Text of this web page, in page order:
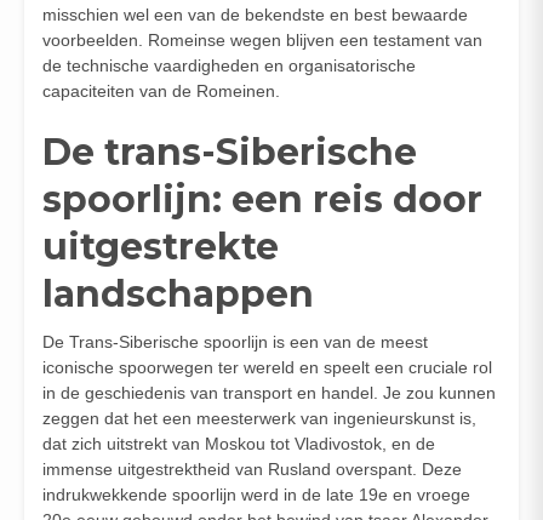
misschien wel een van de bekendste en best bewaarde
voorbeelden. Romeinse wegen blijven een testament van
de technische vaardigheden en organisatorische
capaciteiten van de Romeinen.
De trans-Siberische
spoorlijn: een reis door
uitgestrekte
landschappen
De Trans-Siberische spoorlijn is een van de meest
iconische spoorwegen ter wereld en speelt een cruciale rol
in de geschiedenis van transport en handel. Je zou kunnen
zeggen dat het een meesterwerk van ingenieurskunst is,
dat zich uitstrekt van Moskou tot Vladivostok, en de
immense uitgestrektheid van Rusland overspant. Deze
indrukwekkende spoorlijn werd in de late 19e en vroege